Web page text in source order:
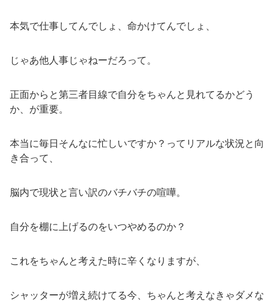
本気で仕事してんでしょ、命かけてんでしょ、
じゃあ他人事じゃねーだろって。
正面からと第三者目線で自分をちゃんと見れてるかどう
か、が重要。
本当に毎日そんなに忙しいですか？ってリアルな状況と向
き合って、
脳内で現状と言い訳のバチバチの喧嘩。
自分を棚に上げるのをいつやめるのか？
これをちゃんと考えた時に辛くなりますが、
シャッターが増え続けてる今、ちゃんと考えなきゃダメな